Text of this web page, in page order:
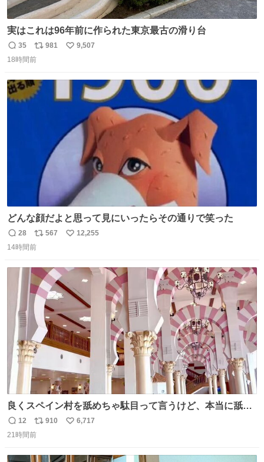
実はこれは96年前に作られた東京最古の滑り台
返
信
35
リ
ポ
ト
数
981
い
9,507
18時間前
どんな顔だよと思って見にいったらその通りで笑った
返
信
28
リ
ポ
ト
数
567
い
12,255
14時間前
良くスペイン村を舐めちゃ駄目って言うけど、本当に舐め
ちゃ行けないのはスペィン村ホテル🏛🏨 だってロビーから
中庭抜けるだけでこの有様🤩 ディズニーホテル泊まってる
返
信
12
リ
ポ
910
い
6,717
21時間前